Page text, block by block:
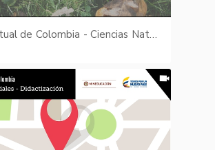
Aula Virtual de Colombia - Ciencias Naturales - Didactización